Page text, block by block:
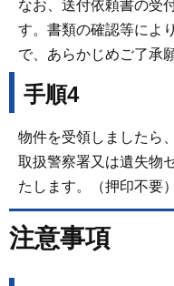
なお、送付依頼書の受
す。書類の確認等によ
で、あらかじめご了承
手順4
物件を受領しましたら
取扱警察署又は遺失物
たします。（押印不要）
注意事項